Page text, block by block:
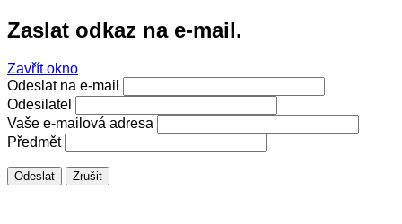
Zaslat odkaz na e-mail.
Zavřít okno
Odeslat na e-mail
Odesilatel
Vaše e-mailová adresa
Předmět
Odeslat Zrušit